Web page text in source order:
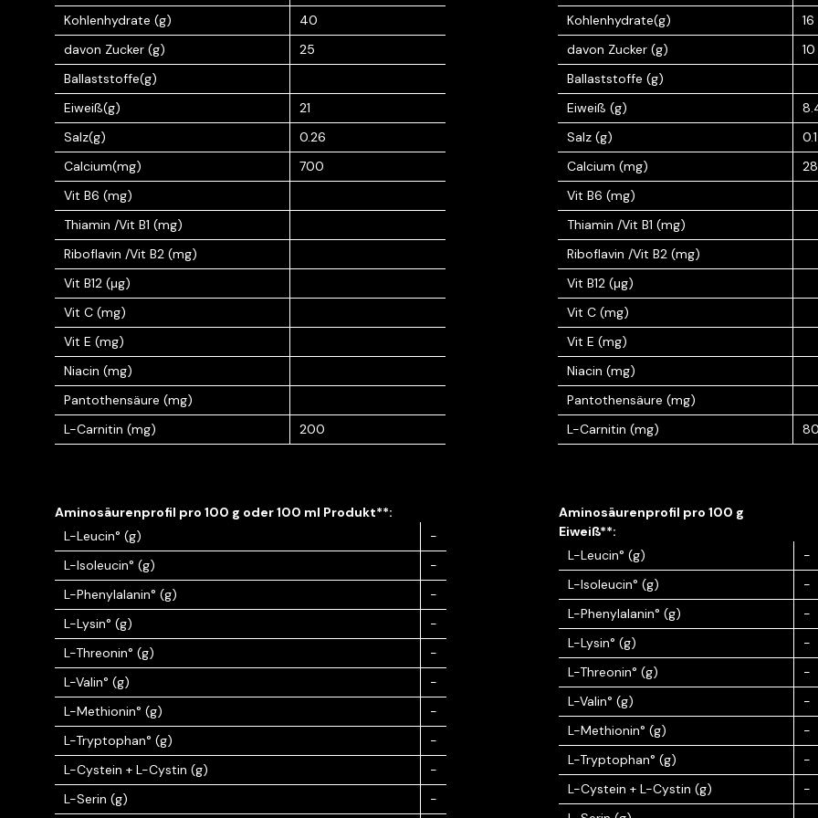
Kohlenhydrate (g)
40
davon Zucker (g)
25
Ballaststoffe(g)
Eiweiß(g)
21
Salz(g)
0.26
Calcium(mg)
700
Vit B6 (mg)
Thiamin /Vit B1 (mg)
Riboflavin /Vit B2 (mg)
Vit B12 (μg)
Vit C (mg)
Vit E (mg)
Niacin (mg)
Pantothensäure (mg)
L-Carnitin (mg)
200
Kohlenhydrate(g)
16
davon Zucker (g)
10
Ballaststoffe (g)
Eiweiß (g)
Salz (g)
0.1
Calcium (mg)
Vit B6 (mg)
Thiamin /Vit B1 (mg)
Riboflavin /Vit B2 (mg)
Vit B12 (μg)
Vit C (mg)
Vit E (mg)
Niacin (mg)
Pantothensäure (mg)
L-Carnitin (mg)
L-Leucin° (g)
-
L-Isoleucin° (g)
-
L-Phenylalanin° (g)
-
L-Lysin° (g)
-
L-Threonin° (g)
-
L-Valin° (g)
-
L-Methionin° (g)
-
L-Tryptophan° (g)
-
L-Cystein + L-Cystin (g)
-
L-Serin (g)
-
L-Leucin° (g)
-
L-Isoleucin° (g)
-
L-Phenylalanin° (g)
-
L-Lysin° (g)
-
L-Threonin° (g)
-
L-Valin° (g)
-
L-Methionin° (g)
-
L-Tryptophan° (g)
-
L-Cystein + L-Cystin (g)
-